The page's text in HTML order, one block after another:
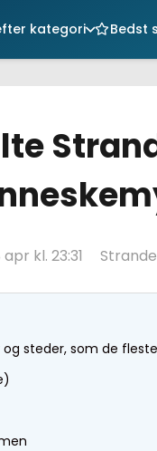
kategori Bedst
apr kl. 23:31
steder, som de